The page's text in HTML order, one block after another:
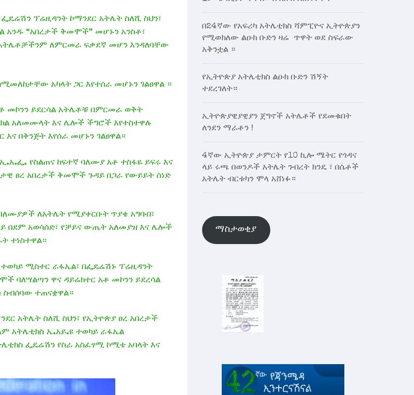
ፕሬዚዳንት ኮማንደር አትሌት ስለሺ ስህን፣
አንዱ “አበረታች ቅመሞች” መሆኑን አንስቶ፣
አትሌቶቻችንም ለምርመራ ፍቃደኛ መሆን እንዳለባቸው
አካላት ጋር እየተሰራ መሆኑን ገልፀዋል ።
መኮንን ይደርሳል አትሌቶቹ በምርመራ ወቅት
አለመሙላት እና ሌሎች ችግሮች እየተስተዋሉ
በቅንጅት እየሰራ መሆኑን ገልፀዋል።
የስልጠና ከፍተኛ ባለሙያ አቶ ተስፋዬ ይፍሩ እና
ፀረ አበረታች ቅመሞች ጉዳይ በጋራ የውይይት ሰነድ
ለአትሌት የሚያቀርቡት ጥያቄ አግባብ፣
በደም አወሳሰድ፣ የቻይና ውጤት አለመያዝ እና ሌሎች
ተነስተዋል።
ሚስተር ራፋኤል፣ በፌዴሬሽኑ ፕሬዚዳንት
ባለሣልጣን ዋና ዳይሬክተር አቶ መኮንን ይደረሳል
ስብሰባው ተጠናቋዋል።
አትሌት ስለሺ ስህን፣ የኢትዮጵያ ፀረ አበረታች
አትሌቲክስ ኤ.አይ.ዩ ተወካይ ራፋኤል
ፌዴሬሽን የስራ አስፈፃሚ ኮሚቴ አባላት እና
በ24ኛው የአፍሪካ አትሌቲክስ ሻምፒዮና ኢትዮጵያን
የሚወክለው ልዑክ ቡድን ዛሬ ጥዋት ወደ ስፍራው
አቅንቷል ።
የኢትዮጵያ አትሌቲክስ ልዑክ ቡድን ሽኝት
ተደረገለት።
ኢትዮጵያዊያዊያን ጀግኖች አትሌቶች የደመቁበት
ለንደን ማራቶን !
4ኛው ኢትዮጵያ ታምርት የ10 ኪሎ ሜትር የጎዳና
ላይ ሩጫ በወንዶች አትሌት ንብረት ክንዴ ፣ በሴቶች
አትሌት ብርቱካን ሞላ አሸነፉ።
ማስታወቂያ